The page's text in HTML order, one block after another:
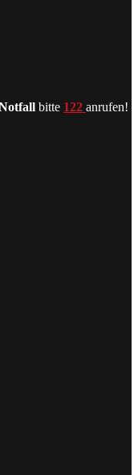
bitte 122 anrufen!